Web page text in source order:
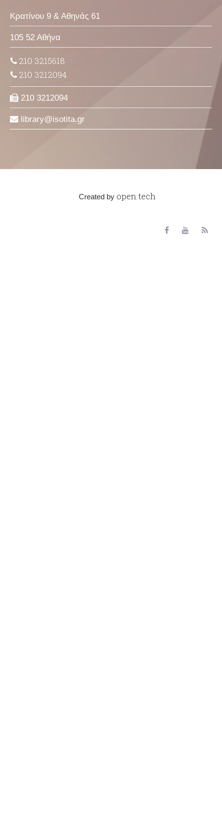
Κρατίνου 9 & Αθηνάς 61
105 52 Αθήνα
210 3215618
210 3212094
210 3212094
library isotita gr
Created by open.tech